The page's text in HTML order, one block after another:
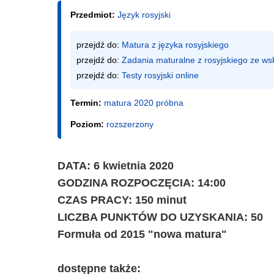
Przedmiot: Język rosyjski
przejdź do: Matura z języka rosyjskiego
przejdź do: Zadania maturalne z rosyjskiego ze
przejdź do: Testy rosyjski online
Termin: matura 2020 próbna
Poziom: rozszerzony
DATA: 6 kwietnia 2020
GODZINA ROZPOCZĘCIA: 14:00
CZAS PRACY: 150 minut
LICZBA PUNKTÓW DO UZYSKANIA: 50
Formuła od 2015 "nowa matura"
dostępne także: